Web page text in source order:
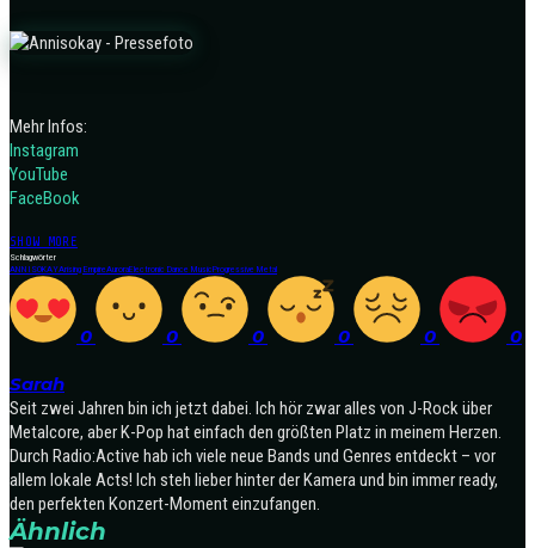
Mehr Infos:
Instagram
YouTube
FaceBook
SHOW MORE
Schlagwörter
ANNISOKAYArising EmpireAuroraElectronic Dance MusicProgressive Metal
0 0 0 0 0 0
Sarah
Seit zwei Jahren bin ich jetzt dabei. Ich hör zwar alles von J-Rock über
Metalcore, aber K-Pop hat einfach den größten Platz in meinem Herzen.
Durch Radio:Active hab ich viele neue Bands und Genres entdeckt – vor
allem lokale Acts! Ich steh lieber hinter der Kamera und bin immer ready,
den perfekten Konzert-Moment einzufangen.
Ähnlich